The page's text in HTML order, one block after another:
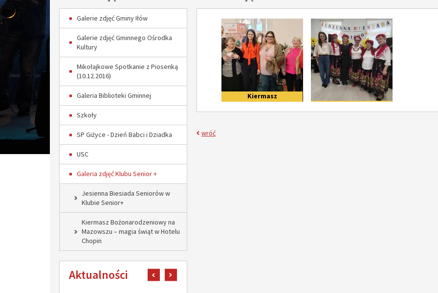
Galerie zdjęć Gminy Iłów
Galerie zdjęć Gminnego Ośrodka
Kultury
Mikołajkowe Spotkanie z Piosenką
(10.12.2016)
Galeria Biblioteki Gminnej
Szkoły
SP Giżyce - Dzień Babci i Dziadka
USC
Galeria zdjęć Klubu Senior +
Jesienna Biesiada Seniorów w
Klubie Senior+
Kiermasz Bożonarodzeniowy na
Mazowszu – magia świąt w Hotelu
Chopin
Aktualności pokaż poprzedni artykuł
Wybierz inną galerię z grupy
Kiermasz
Mazowszu – magia świąt
Seniorów w Klubie
wróć